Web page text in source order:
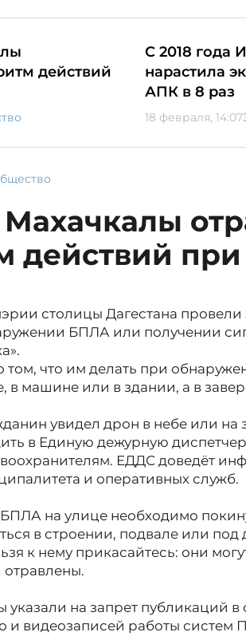
действий
С 2018 года
нарастила
АПК в 8 раз
18 февраля, 14:07
действий при
столицы Дагестана провели
БПЛА или получении
том, что им делать при
в машине или в здании, а в
увидел дрон в небе или на
в Единую дежурную
ЕДДС доведёт
и оперативных служб.
на улице необходимо
в строении, подвале или
к нему прикасайтесь: они
указали на запрет публикаций в
и видеозаписей работы систем